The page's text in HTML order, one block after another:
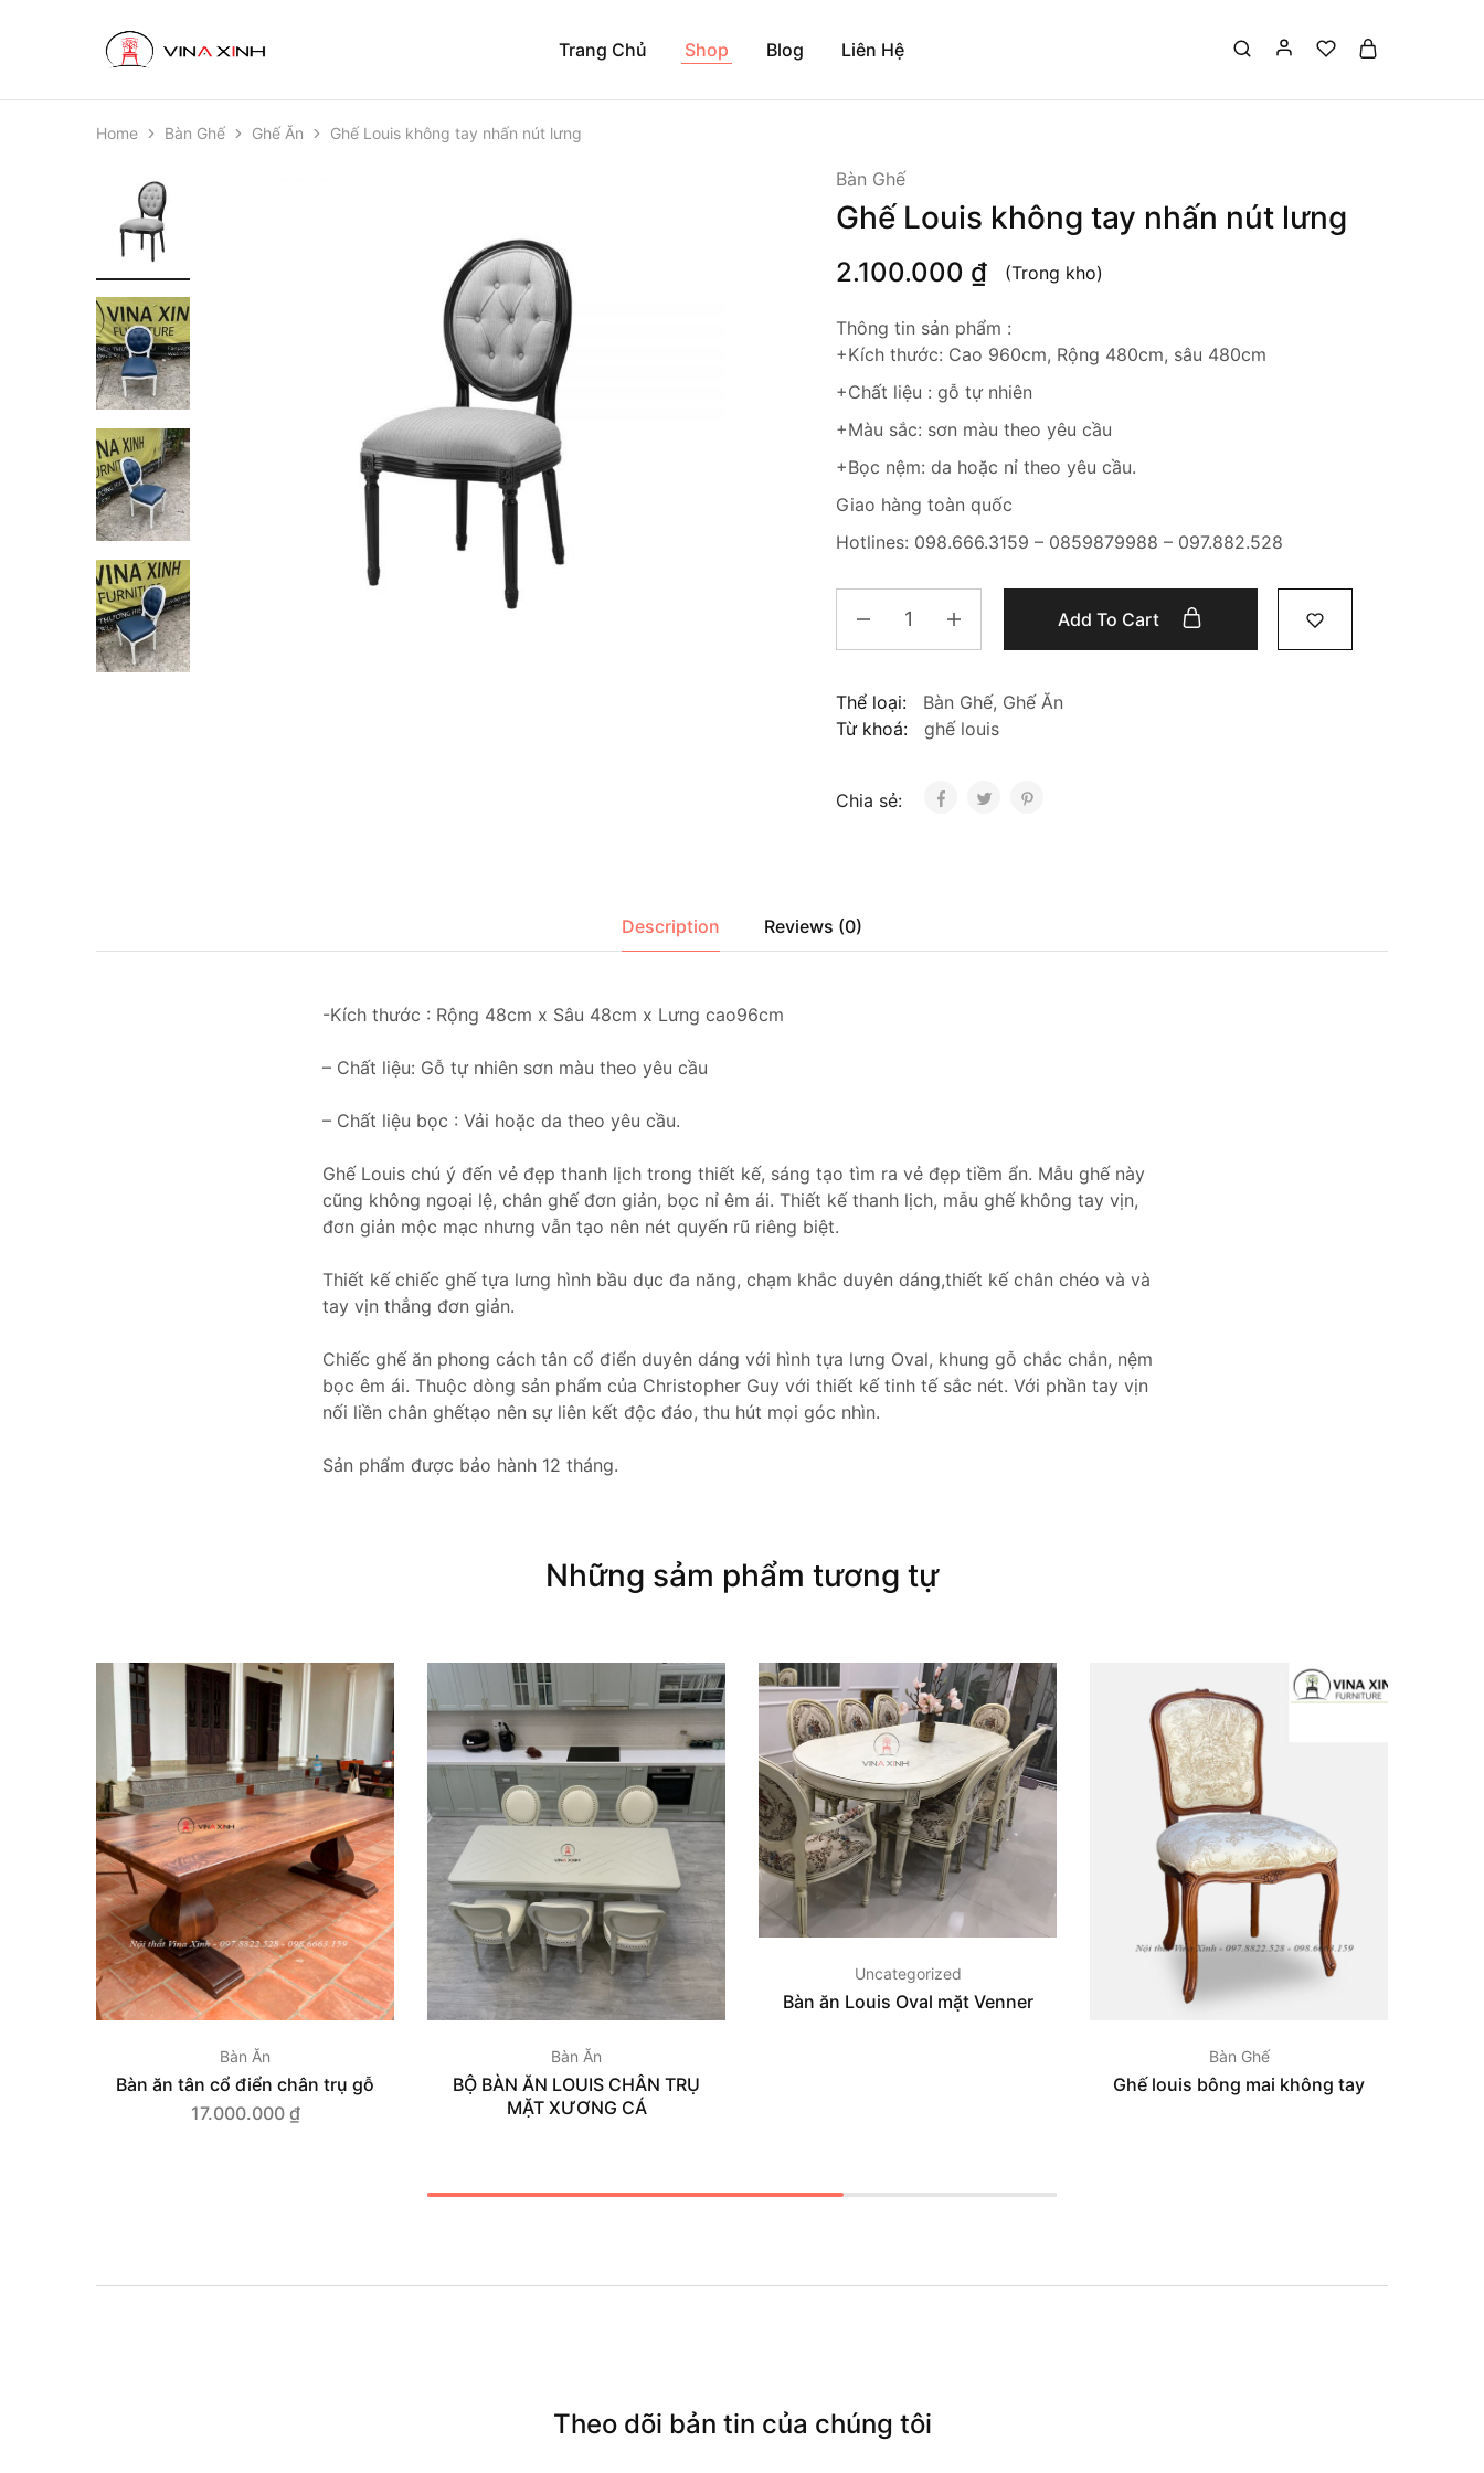
VINAXINH
Nội
Thất
Trang Chủ Shop Blog Liên Hệ
Home Bàn Ghế Ghế Ăn Ghế Louis không tay nhấn nút lưng
Bàn Ghế
Ghế Louis không tay nhấn nút lưng
2.100.000 ₫ (Trong kho)
Thông tin sản phẩm :
+Kích thước: Cao 960cm, Rộng 480cm, sâu 480cm
+Chất liệu : gỗ tự nhiên
+Màu sắc: sơn màu theo yêu cầu
+Bọc nệm: da hoặc nỉ theo yêu cầu.
Giao hàng toàn quốc
Hotlines: 098.666.3159 – 0859879988 – 097.882.528
Add To Cart
Thể loại: Bàn Ghế, Ghế Ăn
Từ khoá:
ghế louis
Chia sẻ:
Description Reviews (0)
-Kích thước : Rộng 48cm x Sâu 48cm x Lưng cao96cm
– Chất liệu: Gỗ tự nhiên sơn màu theo yêu cầu
– Chất liệu bọc : Vải hoặc da theo yêu cầu.
Ghế Louis chú ý đến vẻ đẹp thanh lịch trong thiết kế, sáng tạo tìm ra vẻ đẹp tiềm ẩn. Mẫu ghế này
cũng không ngoại lệ, chân ghế đơn giản, bọc nỉ êm ái. Thiết kế thanh lịch, mẫu ghế không tay vịn,
đơn giản mộc mạc nhưng vẫn tạo nên nét quyến rũ riêng biệt.
Thiết kế chiếc ghế tựa lưng hình bầu dục đa năng, chạm khắc duyên dáng,thiết kế chân chéo và và
tay vịn thẳng đơn giản.
Chiếc ghế ăn phong cách tân cổ điển duyên dáng với hình tựa lưng Oval, khung gỗ chắc chắn, nệm
bọc êm ái. Thuộc dòng sản phẩm của Christopher Guy với thiết kế tinh tế sắc nét. Với phần tay vịn
nối liền chân ghếtạo nên sự liên kết độc đáo, thu hút mọi góc nhìn.
Sản phẩm được bảo hành 12 tháng.
Những sảm phẩm tương tự
Bàn Ăn
Bàn ăn tân cổ điển chân trụ gỗ
17.000.000 ₫
Bàn Ăn
BỘ BÀN ĂN LOUIS CHÂN TRỤ
MẶT XƯƠNG CÁ
Uncategorized
Bàn ăn Louis Oval mặt Venner
Bàn Ghế
Ghế louis bông mai không tay
Theo dõi bản tin của chúng tôi